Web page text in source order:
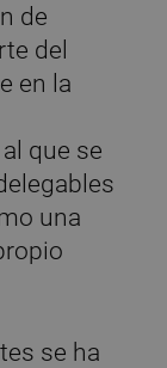
de
del
en la
que se
una
se ha